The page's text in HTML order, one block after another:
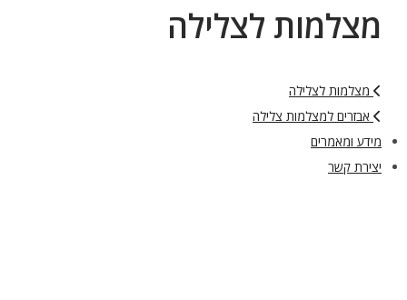
מצלמות לצלילה
מצלמות לצלילה
אבזרים למצלמות צלילה
מידע ומאמרים
יצירת קשר